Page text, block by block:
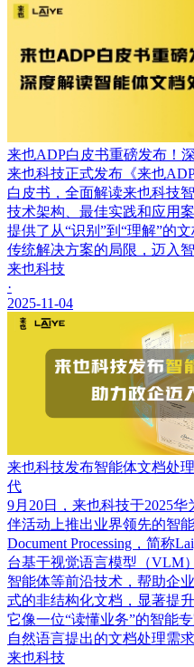
来也ADP白皮书重磅发布！
来也科技正式发布《来也
白皮书，全面解读来也科技
技术架构、最佳实践和应用
提供了从“识别”到“理解”的
传统解决方案的局限，迈入智
来也科技
·
2025-11-04
来也科技发布智能体文档处
代
9月20日，来也科技于2025
伴活动上推出业界领先的智
Document Processing，简称
台基于视觉语言模型（VLM
智能体等前沿技术，帮助企
式的非结构化文档，显著提
它像一位“读懂业务”的智能
自然语言提出的文档处理需求
来也科技